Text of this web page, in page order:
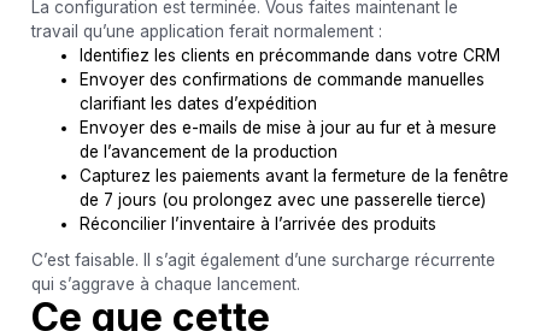
La configuration est terminée. Vous faites maintenant le
travail qu’une application ferait normalement :
Identifiez les clients en précommande dans votre CRM
Envoyer des confirmations de commande manuelles
clarifiant les dates d’expédition
Envoyer des e-mails de mise à jour au fur et à mesure
de l’avancement de la production
Capturez les paiements avant la fermeture de la fenêtre
de 7 jours (ou prolongez avec une passerelle tierce)
Réconcilier l’inventaire à l’arrivée des produits
C’est faisable. Il s’agit également d’une surcharge récurrente
qui s’aggrave à chaque lancement.
Ce que cette